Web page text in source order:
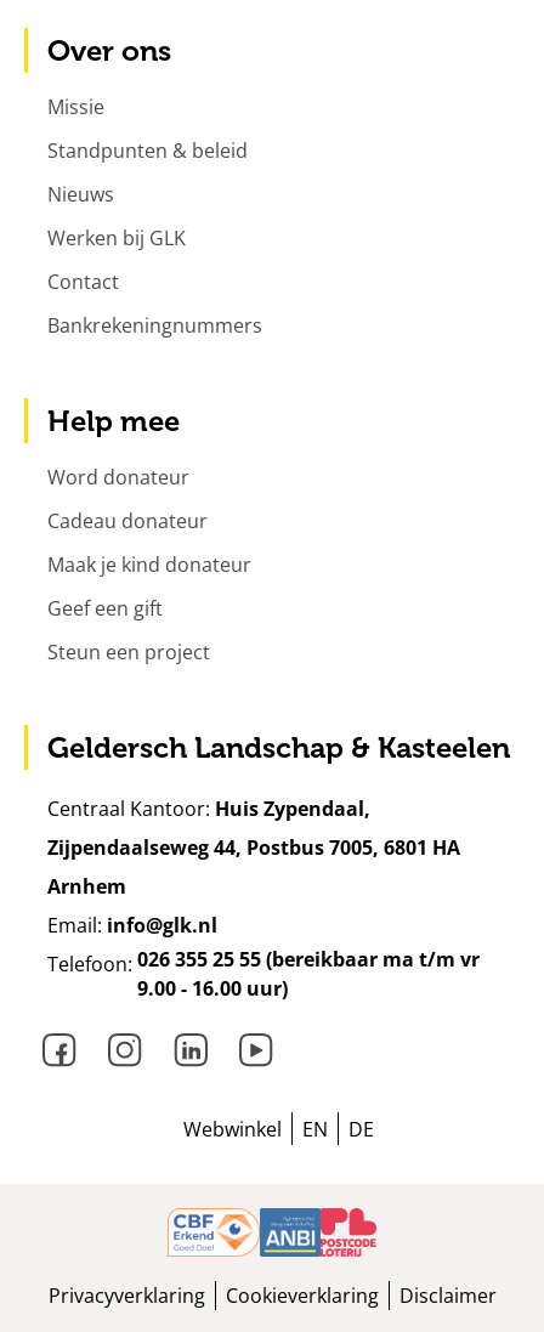
Over ons
Missie
Standpunten & beleid
Nieuws
Werken bij GLK
Contact
Bankrekeningnummers
Help mee
Word donateur
Cadeau donateur
Maak je kind donateur
Geef een gift
Steun een project
Geldersch Landschap & Kasteelen
Centraal Kantoor: Huis Zypendaal,
Zijpendaalseweg 44, Postbus 7005, 6801 HA
Arnhem
Email: info@glk.nl
Telefoon: 026 355 25 55 (bereikbaar ma t/m vr
9.00 - 16.00 uur)
Webwinkel
EN DE
Privacyverklaring Cookieverklaring Disclaimer